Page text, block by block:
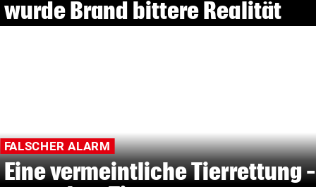
wurde Brand bittere Realität
FALSCHER ALARM
Eine vermeintliche Tierrettung –